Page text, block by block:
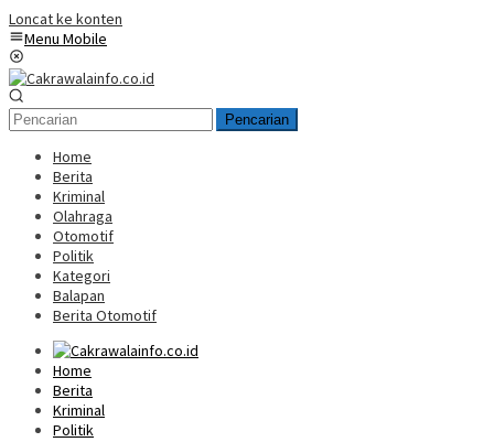
Loncat ke konten
Menu Mobile
Pencarian
Home
Berita
Kriminal
Olahraga
Otomotif
Politik
Kategori
Balapan
Berita Otomotif
Home
Berita
Kriminal
Politik